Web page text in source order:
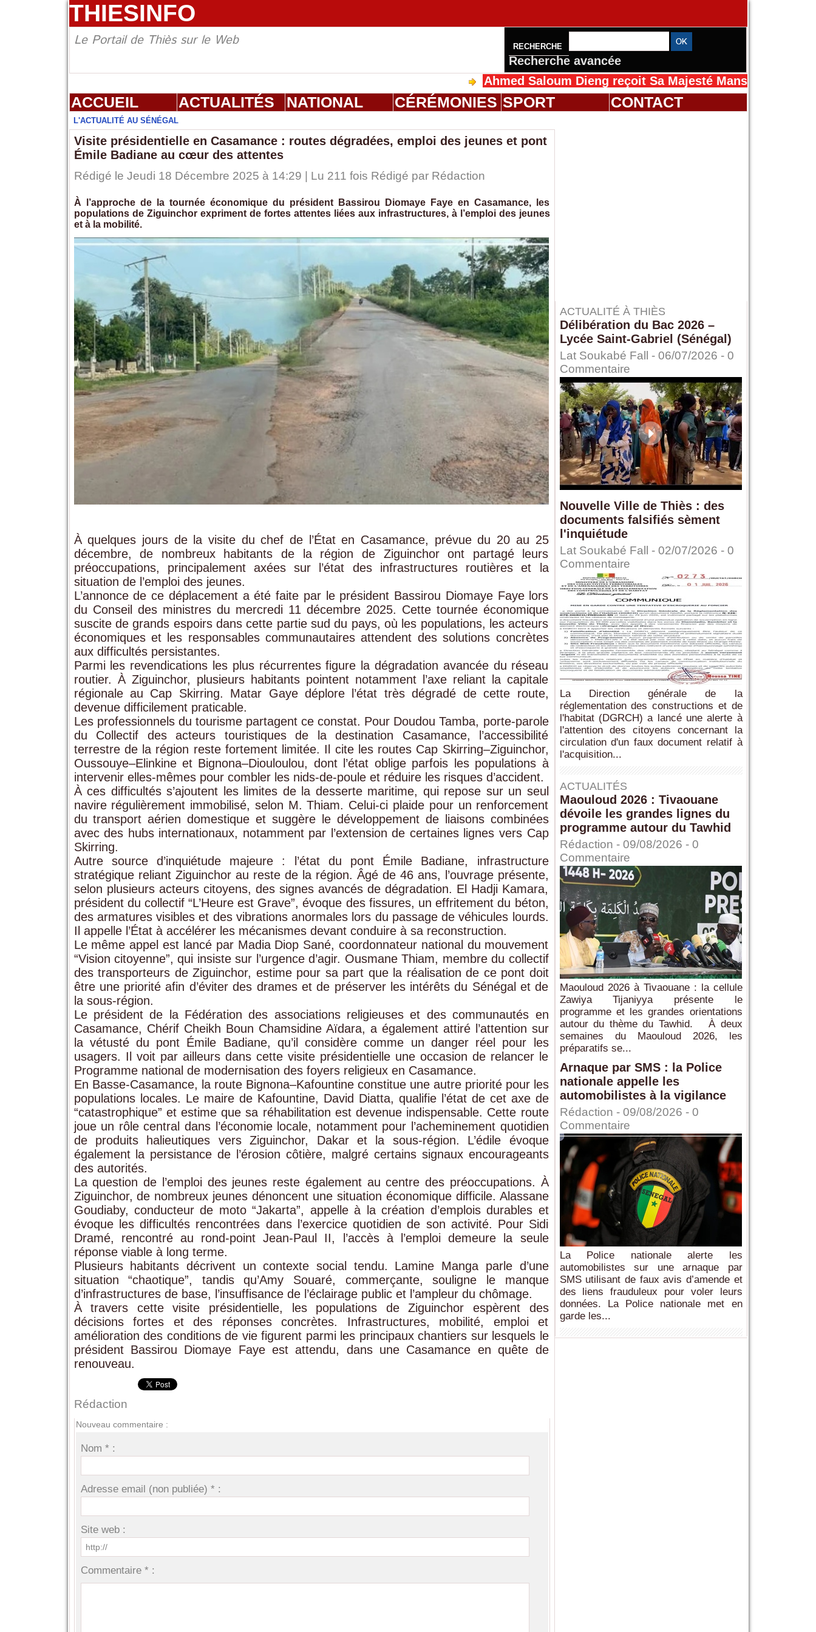
THIESINFO
Le Portail de Thiès sur le Web RECHERCHE
Recherche avancée
Ahmed Saloum Dieng reçoit Sa Majesté Mansah Cissé au Sénégal
ACCUEIL ACTUALITÉS NATIONAL CÉRÉMONIES SPORT CONTACT
L'ACTUALITÉ AU SÉNÉGAL
Visite présidentielle en Casamance : routes dégradées, emploi des jeunes et pont
Émile Badiane au cœur des attentes
Rédigé le Jeudi 18 Décembre 2025 à 14:29 | Lu 211 fois Rédigé par Rédaction
À l’approche de la tournée économique du président Bassirou Diomaye Faye en Casamance, les
populations de Ziguinchor expriment de fortes attentes liées aux infrastructures, à l’emploi des jeunes
et à la mobilité.
À quelques jours de la visite du chef de l’État en Casamance, prévue du 20 au 25
décembre, de nombreux habitants de la région de Ziguinchor ont partagé leurs
préoccupations, principalement axées sur l’état des infrastructures routières et la
situation de l’emploi des jeunes.
L’annonce de ce déplacement a été faite par le président Bassirou Diomaye Faye lors
du Conseil des ministres du mercredi 11 décembre 2025. Cette tournée économique
suscite de grands espoirs dans cette partie sud du pays, où les populations, les acteurs
économiques et les responsables communautaires attendent des solutions concrètes
aux difficultés persistantes.
Parmi les revendications les plus récurrentes figure la dégradation avancée du réseau
routier. À Ziguinchor, plusieurs habitants pointent notamment l’axe reliant la capitale
régionale au Cap Skirring. Matar Gaye déplore l’état très dégradé de cette route,
devenue difficilement praticable.
Les professionnels du tourisme partagent ce constat. Pour Doudou Tamba, porte-parole
du Collectif des acteurs touristiques de la destination Casamance, l’accessibilité
terrestre de la région reste fortement limitée. Il cite les routes Cap Skirring–Ziguinchor,
Oussouye–Elinkine et Bignona–Diouloulou, dont l’état oblige parfois les populations à
intervenir elles-mêmes pour combler les nids-de-poule et réduire les risques d’accident.
À ces difficultés s’ajoutent les limites de la desserte maritime, qui repose sur un seul
navire régulièrement immobilisé, selon M. Thiam. Celui-ci plaide pour un renforcement
du transport aérien domestique et suggère le développement de liaisons combinées
avec des hubs internationaux, notamment par l’extension de certaines lignes vers Cap
Skirring.
Autre source d’inquiétude majeure : l’état du pont Émile Badiane, infrastructure
stratégique reliant Ziguinchor au reste de la région. Âgé de 46 ans, l’ouvrage présente,
selon plusieurs acteurs citoyens, des signes avancés de dégradation. El Hadji Kamara,
président du collectif “L’Heure est Grave”, évoque des fissures, un effritement du béton,
des armatures visibles et des vibrations anormales lors du passage de véhicules lourds.
Il appelle l’État à accélérer les mécanismes devant conduire à sa reconstruction.
Le même appel est lancé par Madia Diop Sané, coordonnateur national du mouvement
“Vision citoyenne”, qui insiste sur l’urgence d’agir. Ousmane Thiam, membre du collectif
des transporteurs de Ziguinchor, estime pour sa part que la réalisation de ce pont doit
être une priorité afin d’éviter des drames et de préserver les intérêts du Sénégal et de
la sous-région.
Le président de la Fédération des associations religieuses et des communautés en
Casamance, Chérif Cheikh Boun Chamsidine Aïdara, a également attiré l’attention sur
la vétusté du pont Émile Badiane, qu’il considère comme un danger réel pour les
usagers. Il voit par ailleurs dans cette visite présidentielle une occasion de relancer le
Programme national de modernisation des foyers religieux en Casamance.
En Basse-Casamance, la route Bignona–Kafountine constitue une autre priorité pour les
populations locales. Le maire de Kafountine, David Diatta, qualifie l’état de cet axe de
“catastrophique” et estime que sa réhabilitation est devenue indispensable. Cette route
joue un rôle central dans l’économie locale, notamment pour l’acheminement quotidien
de produits halieutiques vers Ziguinchor, Dakar et la sous-région. L’édile évoque
également la persistance de l’érosion côtière, malgré certains signaux encourageants
des autorités.
La question de l’emploi des jeunes reste également au centre des préoccupations. À
Ziguinchor, de nombreux jeunes dénoncent une situation économique difficile. Alassane
Goudiaby, conducteur de moto “Jakarta”, appelle à la création d’emplois durables et
évoque les difficultés rencontrées dans l’exercice quotidien de son activité. Pour Sidi
Dramé, rencontré au rond-point Jean-Paul II, l’accès à l’emploi demeure la seule
réponse viable à long terme.
Plusieurs habitants décrivent un contexte social tendu. Lamine Manga parle d’une
situation “chaotique”, tandis qu’Amy Souaré, commerçante, souligne le manque
d’infrastructures de base, l’insuffisance de l’éclairage public et l’ampleur du chômage.
À travers cette visite présidentielle, les populations de Ziguinchor espèrent des
décisions fortes et des réponses concrètes. Infrastructures, mobilité, emploi et
amélioration des conditions de vie figurent parmi les principaux chantiers sur lesquels le
président Bassirou Diomaye Faye est attendu, dans une Casamance en quête de
renouveau.
Rédaction
Nouveau commentaire :
Nom * :
Adresse email (non publiée) * :
Site web :
Commentaire * :
ACTUALITÉ À THIÈS
Délibération du Bac 2026 –
Lycée Saint-Gabriel (Sénégal)
Lat Soukabé Fall - 06/07/2026 - 0
Commentaire
Nouvelle Ville de Thiès : des
documents falsifiés sèment
l'inquiétude
Lat Soukabé Fall - 02/07/2026 - 0
Commentaire
La Direction générale de la
réglementation des constructions et de
l'habitat (DGRCH) a lancé une alerte à
l'attention des citoyens concernant la
circulation d'un faux document relatif à
l'acquisition...
ACTUALITÉS
Maouloud 2026 : Tivaouane
dévoile les grandes lignes du
programme autour du Tawhid
Rédaction - 09/08/2026 - 0
Commentaire
Maouloud 2026 à Tivaouane : la cellule
Zawiya Tijaniyya présente le
programme et les grandes orientations
autour du thème du Tawhid. À deux
semaines du Maouloud 2026, les
préparatifs se...
Arnaque par SMS : la Police
nationale appelle les
automobilistes à la vigilance
Rédaction - 09/08/2026 - 0
Commentaire
La Police nationale alerte les
automobilistes sur une arnaque par
SMS utilisant de faux avis d’amende et
des liens frauduleux pour voler leurs
données. La Police nationale met en
garde les...